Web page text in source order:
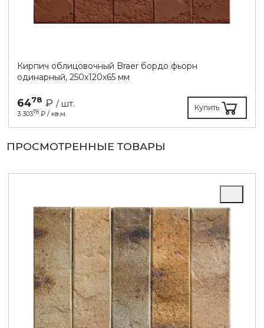
Кирпич облицовочный Braer бордо фьорн
одинарный, 250х120х65 мм
6478 ₽ / шт.
3 30378 ₽ / кв.м.
Купить
ПРОСМОТРЕННЫЕ ТОВАРЫ